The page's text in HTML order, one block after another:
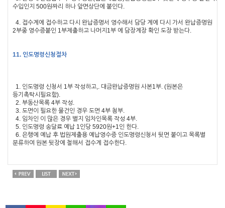
수입인지 500원짜리 하나 앞면상단에 붙인다
4. 접수계에 접수하고 다시 완납증명서 영수해서 담당 계에 다시 가서 완납증명원
2부중 영수증붙인 1 부제출하고 나머지 1 부 에 담장계장 확인 도장 받는다
11. 인도명령신청절차
1. 인도명령 신청서 1 부 작성하고 대금완납증명원 사본1 부 . (원본은
등기촉탁시필요함).
2. 부동산목록 4부 작성
3. 도면이 필요한 물건인 경우 도면 4부 첨부
4. 임차인 이 많은 경우 별지 임차인목록 작성 4부
5. 인도명령 송달료 예납 1 인당 5920원+1 인 한다
6. 은행에 예납 후 법원제출용 예납영수증 인도명령신청서 뒷면 붙이고 목록별
분류하여 원본 뒷장에 철해서 접수계 접수한다